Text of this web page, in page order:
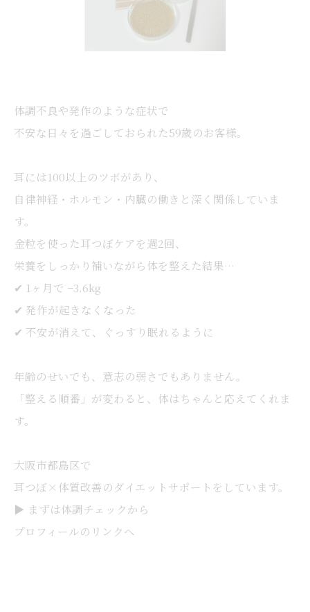
体調不良や発作のような症状で
不安な日々を過ごしておられた59歳のお客様。
耳には100以上のツボがあり、
自律神経・ホルモン・内臓の働きと深く関係していま
す。
金粒を使った耳つぼケアを週2回、
栄養をしっかり補いながら体を整えた結果…
✔ 1ヶ月で −3.6kg
✔ 発作が起きなくなった
✔ 不安が消えて、ぐっすり眠れるように
年齢のせいでも、意志の弱さでもありません。
「整える順番」が変わると、体はちゃんと応えてくれま
す。
大阪市都島区で
耳つぼ×体質改善のダイエットサポートをしています。
▶ まずは体調チェックから
プロフィールのリンクへ